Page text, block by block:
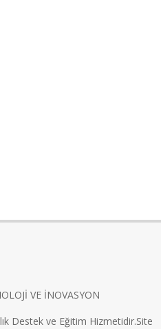
VE İNOVASYON
Destek ve Eğitim Hizmetidir.Site